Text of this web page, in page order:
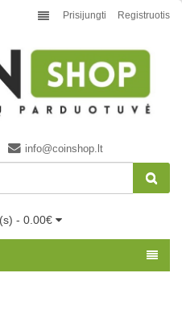
Prisijungti Registruotis
info@coinshop.lt
- 0.00€